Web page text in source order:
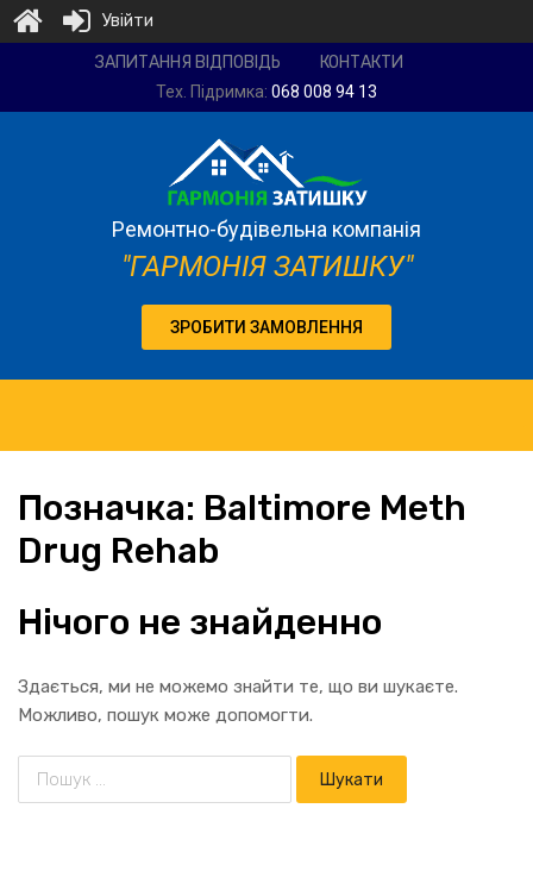
компанія
ЗАПИТАННЯ ВІДПОВІДЬ КОНТАКТИ
Тех. Підримка: 068 008 94 13
Ремонтно-будівельна компанія
"ГАРМОНІЯ ЗАТИШКУ"
ЗРОБИТИ ЗАМОВЛЕННЯ
Позначка: Baltimore Meth
Drug Rehab
Нічого не знайденно
Здається, ми не можемо знайти те, що ви шукаєте.
Можливо, пошук може допомогти.
Увійти